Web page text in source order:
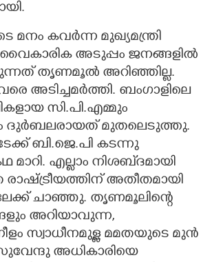
മനം കവർന്ന മുഖ്യമന്ത്രി
അടുപ്പം ജനങ്ങളിൽ
തൃണമൂൽ അറിഞ്ഞില്ല.
അടിച്ചമർത്തി. ബംഗാളിലെ
സി.പി.എമ്മും
മുതലെടുത്തു.
ബി.ജെ.പി കടന്നു
മാറി. എല്ലാം നിശബ‌്‌ദമായി
അതീതമായി
ചാഞ്ഞു. തൃണമൂലിന്റെ
അറിയാവുന്ന,
സ്വാധീനമുള്ള മമതയുടെ മുൻ
അധികാരിയെ